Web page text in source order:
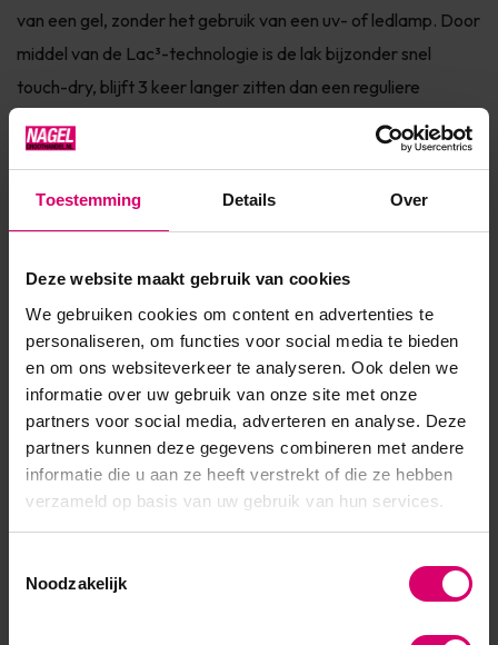
Toestemming Details Over
Deze website maakt gebruik van cookies
We gebruiken cookies om content en advertenties te
personaliseren, om functies voor social media te bieden
en om ons websiteverkeer te analyseren. Ook delen we
informatie over uw gebruik van onze site met onze
partners voor social media, adverteren en analyse. Deze
partners kunnen deze gegevens combineren met andere
informatie die u aan ze heeft verstrekt of die ze hebben
verzameld op basis van uw gebruik van hun services.
Noodzakelijk
van een gel, zonder het gebruik van een uv- of ledlamp. Door
middel van de Lac³-technologie is de lak bijzonder snel
touch-dry, blijft 3 keer langer zitten dan een reguliere
nagellak en is intens gepigmenteerd. Hierdoor dekken vrijwel
alle kleuren in één keer. De lak is eenvoudig te ver...
Toon meer
Product specificaties
Artikelnummer 42278
SKU 575956